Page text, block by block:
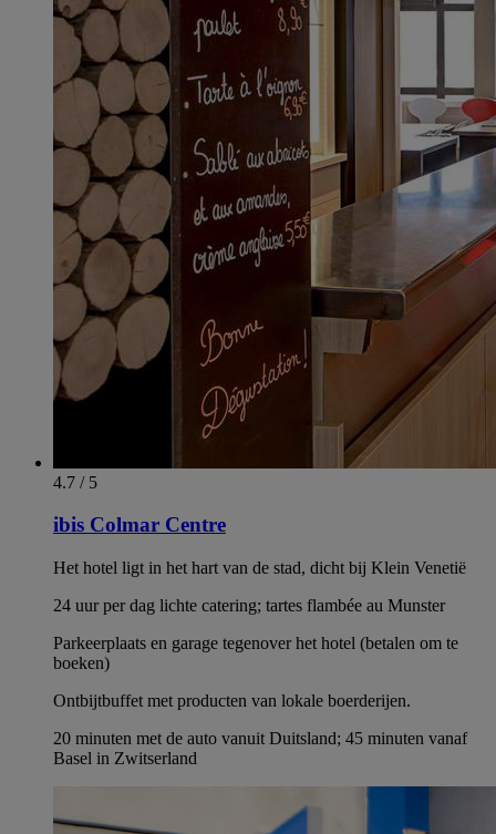
4.7 / 5
ibis Colmar Centre
Het hotel ligt in het hart van de stad, dicht bij Klein Venetië
24 uur per dag lichte catering; tartes flambée au Munster
Parkeerplaats en garage tegenover het hotel (betalen om te
boeken)
Ontbijtbuffet met producten van lokale boerderijen.
20 minuten met de auto vanuit Duitsland; 45 minuten vanaf
Basel in Zwitserland